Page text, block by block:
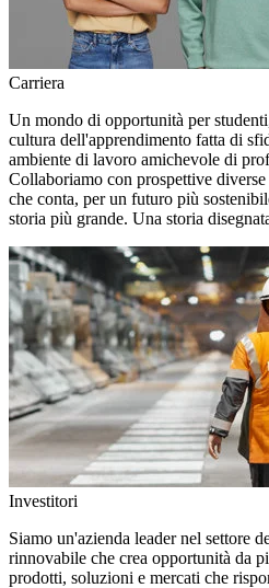
Carriera
Un mondo di opportunità per
cultura dell'apprendimento fatta di
ambiente di lavoro amichevole di
Collaboriamo con prospettive
che conta, per un futuro più
storia più grande. Una storia
Investitori
Siamo un'azienda leader nel settore
rinnovabile che crea opportunità da
prodotti, soluzioni e mercati che